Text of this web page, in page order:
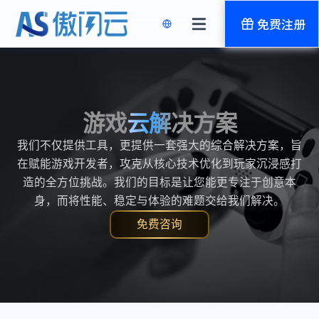
免费注册
游戏云解决方案
我们不仅提供工具，更提供一套强大的综合解决方案，旨
在赋能游戏开发者，攻克从核心技术优化到玩家沉浸感打
造的全方位挑战。我们的目标是让您能更专注于创意本
身，而将性能、稳定与体验的难题交给我们解决。
免费咨询